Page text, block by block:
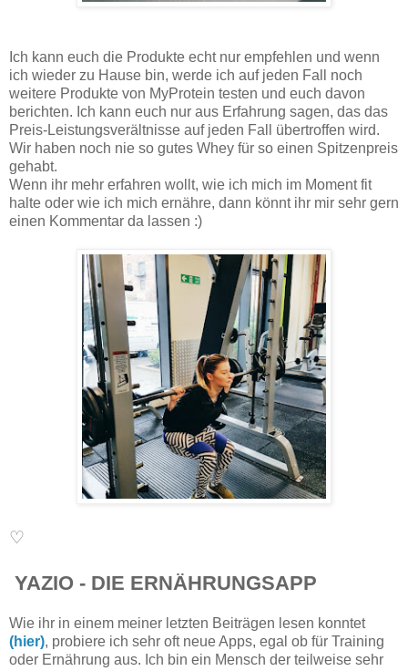
Ich kann euch die Produkte echt nur empfehlen und wenn
ich wieder zu Hause bin, werde ich auf jeden Fall noch
weitere Produkte von MyProtein testen und euch davon
berichten. Ich kann euch nur aus Erfahrung sagen, das das
Preis-Leistungsverältnisse auf jeden Fall übertroffen wird.
Wir haben noch nie so gutes Whey für so einen Spitzenpreis
gehabt.
Wenn ihr mehr erfahren wollt, wie ich mich im Moment fit
halte oder wie ich mich ernähre, dann könnt ihr mir sehr gern
einen Kommentar da lassen :)
♡
YAZIO - DIE ERNÄHRUNGSAPP
Wie ihr in einem meiner letzten Beiträgen lesen konntet
(hier), probiere ich sehr oft neue Apps, egal ob für Training
oder Ernährung aus. Ich bin ein Mensch der teilweise sehr